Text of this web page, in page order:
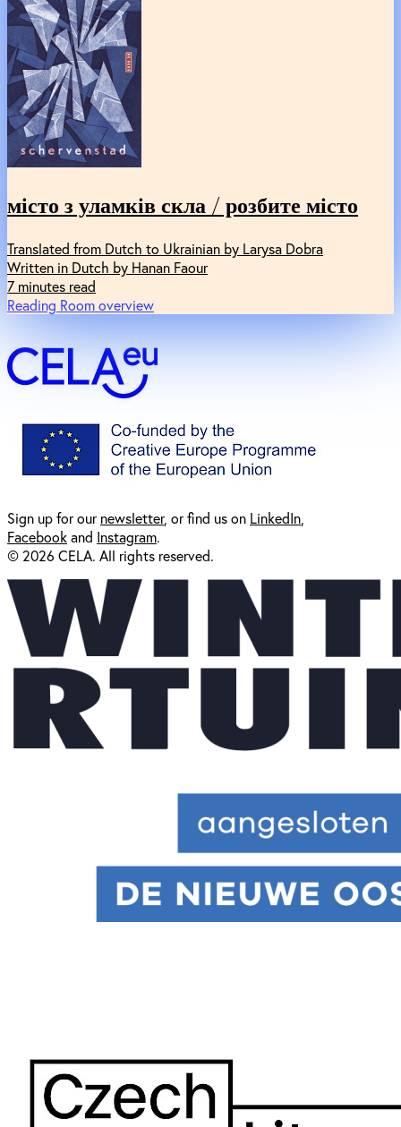
місто з уламків скла / розбите місто
Translated from Dutch to Ukrainian by Larysa Dobra
Written in Dutch by Hanan Faour
7 minutes read
Reading Room overview
Sign up for ournewsletter, or find us on LinkedIn
Facebookand Instagram.
© 2026 CELA. All rights reserved.